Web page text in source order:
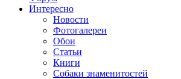
Интересно
Новости
Фотогалереи
Обои
Статьи
Книги
Собаки знаменитостей